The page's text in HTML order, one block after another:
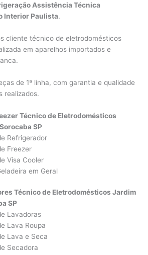
Assistência Técnica
Interior Paulista.
cliente técnico de eletrodomésticos
em aparelhos importados e
de 1ª linha, com garantia e qualidade
realizados.
Técnico de Eletrodomésticos
SP
Refrigerador
Freezer
Visa Cooler
em Geral
Técnico de Eletrodomésticos Jardim
SP
Lavadoras
Lava Roupa
Lava e Seca
Secadora